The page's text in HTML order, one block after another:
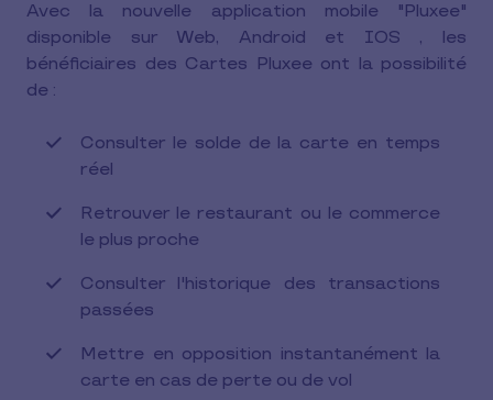
Avec la nouvelle application mobile "Pluxee"
disponible sur Web, Android et IOS , les
bénéficiaires des Cartes Pluxee ont la possibilité
de :
Consulter le solde de la carte en temps
réel
Retrouver le restaurant ou le commerce
le plus proche
Consulter l'historique des transactions
passées
Mettre en opposition instantanément la
carte en cas de perte ou de vol